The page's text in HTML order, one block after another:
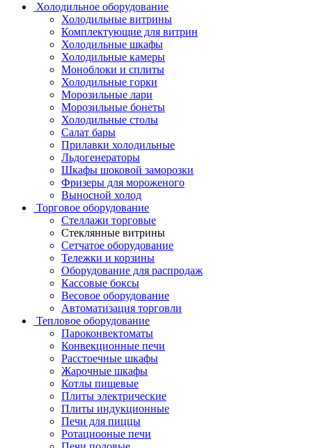
Холодильное оборудование
Холодильные витрины
Комплектующие для витрин
Холодильные шкафы
Холодильные камеры
Моноблоки и сплиты
Холодильные горки
Морозильные лари
Морозильные бонеты
Холодильные столы
Салат бары
Прилавки холодильные
Льдогенераторы
Шкафы шоковой заморозки
Фризеры для мороженого
Выносной холод
Торговое оборудование
Стеллажи торговые
Стеклянные витрины
Сетчатое оборудование
Тележки и корзины
Оборудование для распродаж
Кассовые боксы
Весовое оборудование
Автоматизация торговли
Тепловое оборудование
Пароконвектоматы
Конвекционные печи
Расстоечные шкафы
Жарочные шкафы
Котлы пищевые
Плиты электрические
Плиты индукционные
Печи для пиццы
Ротациооные печи